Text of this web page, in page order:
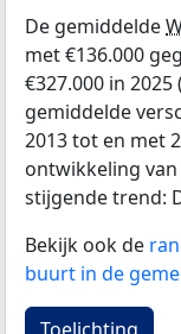
De gemiddelde
met €136.000
€327.000 in
gemiddelde
2013 tot en met
ontwikkeling
stijgende trend:
Bekijk ook de
buurt in de